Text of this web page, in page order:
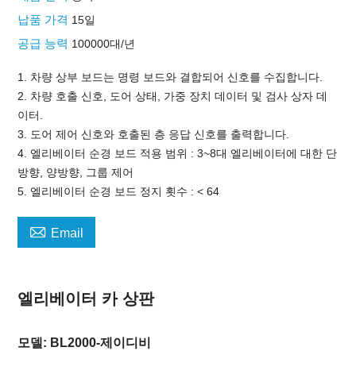
납품 가격 15일
공급 능력 100000대/년
1. 차량 상부 보드는 명령 보드와 결합되어 신호를 수집합니다.
2. 차량 호출 신호, 도어 상태, 가중 장치 데이터 및 검사 상자 데
이터.
3. 도어 제어 신호와 호출된 층 응답 신호를 출력합니다.
4. 엘리베이터 순경 보드 적용 범위 : 3~8대 엘리베이터에 대한 단
방향, 양방향, 그룹 제어
5. 엘리베이터 순경 보드 정지 횟수 : < 64
 Email
엘리베이터 카 상판
모델: BL2000-제이디비